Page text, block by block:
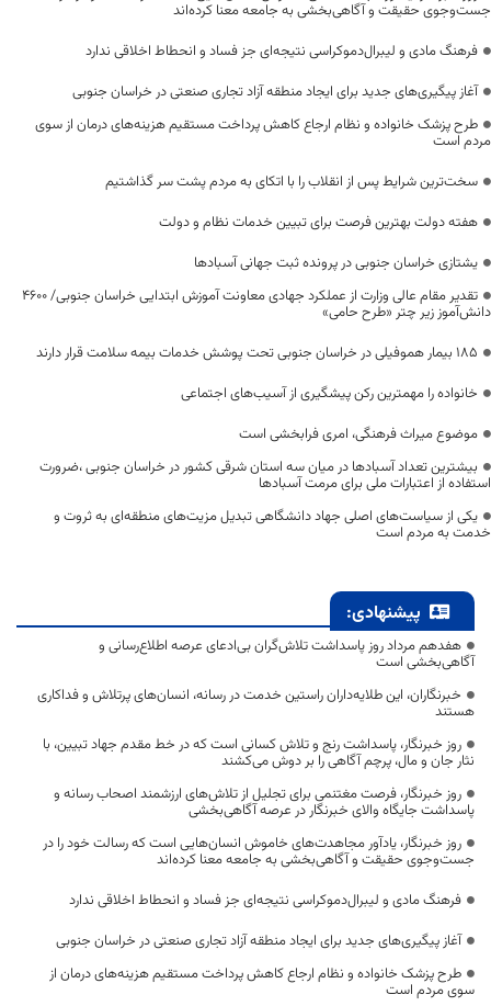
جست‌وجوی حقیقت و آگاهی‌بخشی به جامعه معنا کرده‌اند
فرهنگ مادی و لیبرال‌دموکراسی نتیجه‌ای جز فساد و انحطاط اخلاقی ندارد
آغاز پیگیری‌های جدید برای ایجاد منطقه آزاد تجاری صنعتی در خراسان جنوبی
طرح پزشک خانواده و نظام ارجاع کاهش پرداخت مستقیم هزینه‌های درمان از سوی
مردم است
سخت‌ترین شرایط پس از انقلاب را با اتکای به مردم پشت سر گذاشتیم
هفته دولت بهترین فرصت برای تبیین خدمات نظام و دولت
یشتازی خراسان جنوبی در پرونده ثبت جهانی آسبادها
تقدیر مقام عالی وزارت از عملکرد جهادی معاونت آموزش ابتدایی خراسان جنوبی/ ۴۶۰۰
دانش‌آموز زیر چتر «طرح حامی»
۱۸۵ بیمار هموفیلی در خراسان جنوبی تحت پوشش خدمات بیمه سلامت قرار دارند
خانواده را مهمترین رکن پیشگیری از آسیب‌های اجتماعی
موضوع میراث فرهنگی، امری فرابخشی است
بیشترین تعداد آسبادها در میان سه استان شرقی کشور در خراسان جنوبی ،ضرورت
استفاده از اعتبارات ملی برای مرمت آسبادها
یکی از سیاست‌های اصلی جهاد دانشگاهی تبدیل مزیت‌های منطقه‌ای به ثروت و
خدمت به مردم است
پیشنهادی:
هفدهم مرداد روز پاسداشت تلاش‌گران بی‌ادعای عرصه اطلاع‌رسانی و
آگاهی‌بخشی است
خبرنگاران، این طلایه‌داران راستین خدمت در رسانه، انسان‌های پرتلاش و فداکاری
هستند
روز خبرنگار، پاسداشت رنج و تلاش کسانی است که در خط مقدم جهاد تبیین، با
نثار جان و مال، پرچم آگاهی را بر دوش می‌کشند
روز خبرنگار، فرصت مغتنمی برای تجلیل از تلاش‌های ارزشمند اصحاب رسانه و
پاسداشت جایگاه والای خبرنگار در عرصه آگاهی‌بخشی
روز خبرنگار، یادآور مجاهدت‌های خاموش انسان‌هایی است که رسالت خود را در
جست‌وجوی حقیقت و آگاهی‌بخشی به جامعه معنا کرده‌اند
فرهنگ مادی و لیبرال‌دموکراسی نتیجه‌ای جز فساد و انحطاط اخلاقی ندارد
آغاز پیگیری‌های جدید برای ایجاد منطقه آزاد تجاری صنعتی در خراسان جنوبی
طرح پزشک خانواده و نظام ارجاع کاهش پرداخت مستقیم هزینه‌های درمان از
سوی مردم است